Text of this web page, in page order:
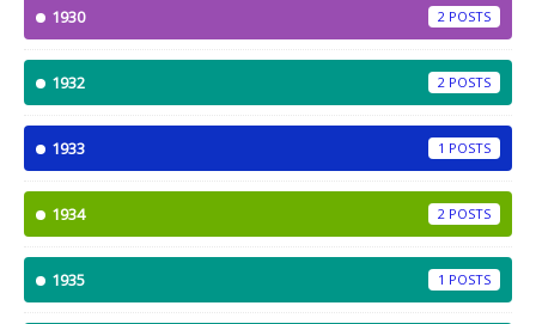
1930 2
1932 2
1933 1
1934 2
1935 1